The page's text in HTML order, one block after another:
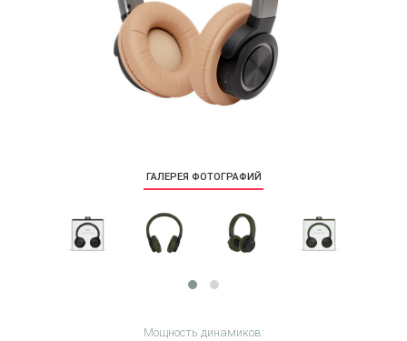
ГАЛЕРЕЯ ФОТОГРАФИЙ
Мощность динамиков: